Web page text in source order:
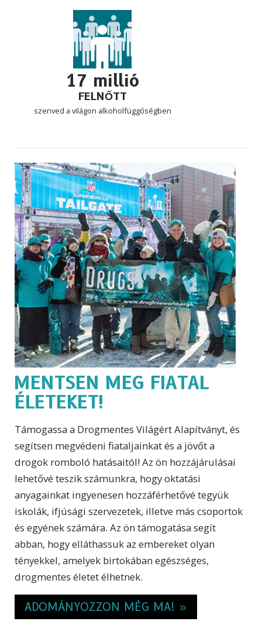
17 millió
FELNŐTT
szenved a világon alkoholfüggőségben
MENTSEN MEG FIATAL
ÉLETEKET!
Támogassa a Drogmentes Világért Alapítványt, és
segítsen megvédeni fiataljainkat és a jövőt a
drogok romboló hatásaitól! Az ön hozzájárulásai
lehetővé teszik számunkra, hogy oktatási
anyagainkat ingyenesen hozzáférhetővé tegyük
iskolák, ifjúsági szervezetek, illetve más csoportok
és egyének számára. Az ön támogatása segít
abban, hogy elláthassuk az embereket olyan
tényekkel, amelyek birtokában egészséges,
drogmentes életet élhetnek.
ADOMÁNYOZZON MÉG MA! »